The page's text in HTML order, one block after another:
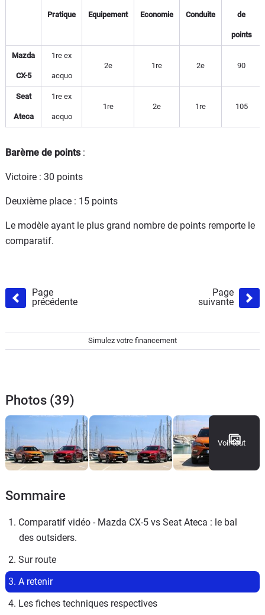
Pratique Equipement Economie Conduite de
points
Mazda
CX-5
1re ex
acquo
2e 1re 2e 90
Seat
Ateca
1re ex
acquo
1re 2e 1re 105
Barème de points:
Victoire : 30 points
Deuxième place : 15 points
Le modèle ayant le plus grand nombre de points remporte le
comparatif.
Page
précédente
Page
suivante
Simulez votre financement
Photos (39)
Voir tout
Sommaire
1. Comparatif vidéo - Mazda CX-5 vs Seat Ateca : le bal
des outsiders.
2. Sur route
3. A retenir
4. Les fiches techniques respectives